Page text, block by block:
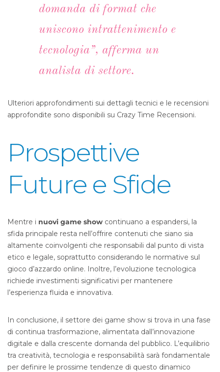
domanda di format che
uniscono intrattenimento e
tecnologia”, afferma un
analista di settore.
Ulteriori approfondimenti sui dettagli tecnici e le recensioni
approfondite sono disponibili su Crazy Time Recensioni.
Prospettive
Future e Sfide
Mentre i nuovi game show continuano a espandersi, la
sfida principale resta nell’offrire contenuti che siano sia
altamente coinvolgenti che responsabili dal punto di vista
etico e legale, soprattutto considerando le normative sul
gioco d’azzardo online. Inoltre, l’evoluzione tecnologica
richiede investimenti significativi per mantenere
l’esperienza fluida e innovativa.
In conclusione, il settore dei game show si trova in una fase
di continua trasformazione, alimentata dall’innovazione
digitale e dalla crescente domanda del pubblico. L’equilibrio
tra creatività, tecnologia e responsabilità sarà fondamentale
per definire le prossime tendenze di questo dinamico